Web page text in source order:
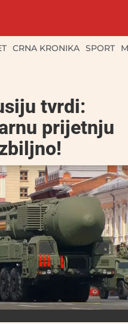
CRNA KRONIKA SPORT
tvrdi:
prijetnju